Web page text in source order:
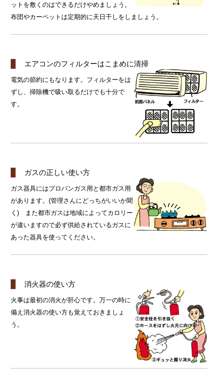
ットを敷くのはできるだけやめましょう。
布団やカーペットは定期的に天日干しをしましょう。
エアコンのフィルターはこまめに清掃
電気の節約にもなります。フィルターをは
ずし、掃除機で吸い取るだけでも十分で
す。
ガスの正しい使い方
ガス器具にはプロパンガス用と都市ガス用
があります。(管理さんにどっちがいいか聞
く) また都市ガスは地域によってカロリー
が違いますので必ず供給されているガスに
あった器具を使ってください。
消火器の使い方
火事は最初の消火が肝心です。万一の時に
備え消火器の使い方も覚えておきましょ
う。